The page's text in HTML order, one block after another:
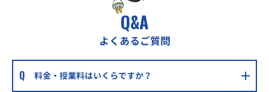
Q&A
よくあるご質問
料金・授業料はいくらですか？